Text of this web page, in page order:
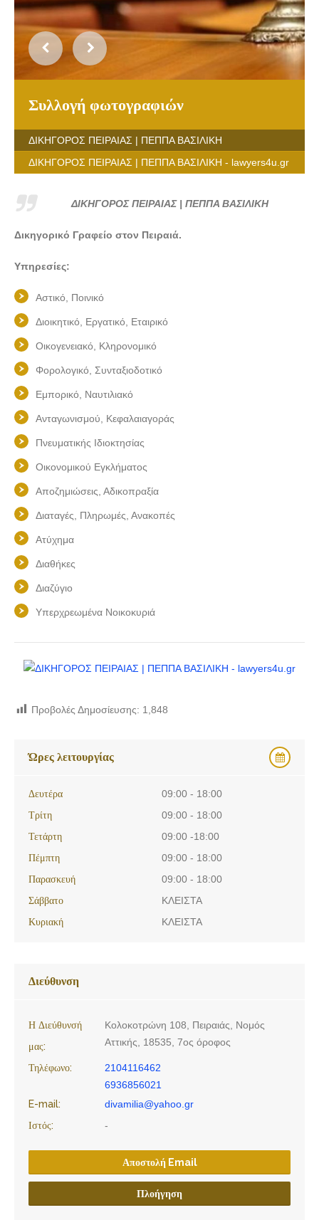
Συλλογή φωτογραφιών
ΔΙΚΗΓΟΡΟΣ ΠΕΙΡΑΙΑΣ | ΠΕΠΠΑ ΒΑΣΙΛΙΚΗ
ΔΙΚΗΓΟΡΟΣ ΠΕΙΡΑΙΑΣ | ΠΕΠΠΑ ΒΑΣΙΛΙΚΗ - lawyers4u.gr
ΔΙΚΗΓΟΡΟΣ ΠΕΙΡΑΙΑΣ | ΠΕΠΠΑ ΒΑΣΙΛΙΚΗ
Δικηγορικό Γραφείο στον Πειραιά.
Υπηρεσίες:
Αστικό, Ποινικό
Διοικητικό, Εργατικό, Εταιρικό
Οικογενειακό, Κληρονομικό
Φορολογικό, Συνταξιοδοτικό
Εμπορικό, Ναυτιλιακό
Ανταγωνισμού, Κεφαλαιαγοράς
Πνευματικής Ιδιοκτησίας
Οικονομικού Εγκλήματος
Αποζημιώσεις, Αδικοπραξία
Διαταγές, Πληρωμές, Ανακοπές
Ατύχημα
Διαθήκες
Διαζύγιο
Υπερχρεωμένα Νοικοκυριά
Προβολές Δημοσίευσης: 1,848
Ώρες λειτουργίας
Δευτέρα
09:00 - 18:00
Τρίτη
09:00 - 18:00
Τετάρτη
09:00 -18:00
Πέμπτη
09:00 - 18:00
Παρασκευή
09:00 - 18:00
Σάββατο
ΚΛΕΙΣΤΑ
Κυριακή
ΚΛΕΙΣΤΑ
Διεύθυνση
Η Διεύθυνσή
μας:
Κολοκοτρώνη 108, Πειραιάς, Νομός
Αττικής, 18535, 7ος όροφος
Τηλέφωνο:
2104116462
6936856021
E-mail:
divamilia@yahoo.gr
Ιστός:
-
Αποστολή Email
Πλοήγηση